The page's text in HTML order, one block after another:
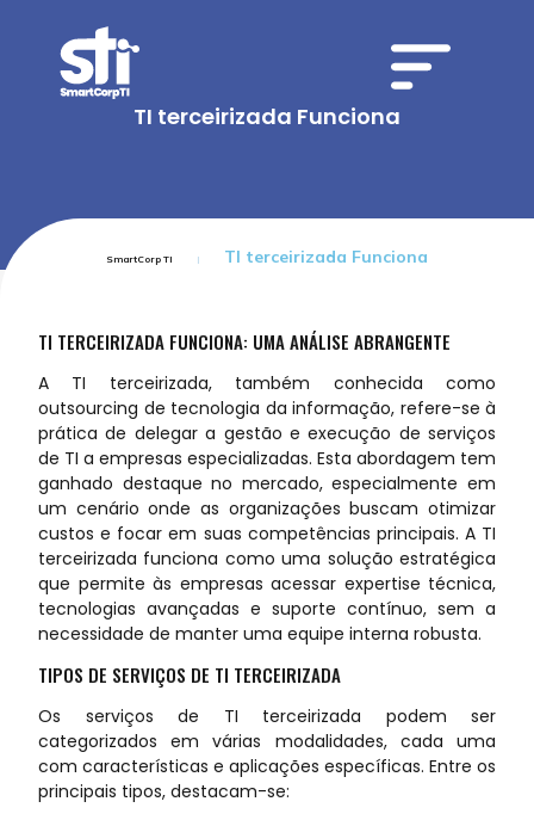
TI terceirizada Funciona
SmartCorp TI TI terceirizada Funciona
TI TERCEIRIZADA FUNCIONA: UMA ANÁLISE ABRANGENTE
A TI terceirizada, também conhecida como
outsourcing de tecnologia da informação, refere-se à
prática de delegar a gestão e execução de serviços
de TI a empresas especializadas. Esta abordagem tem
ganhado destaque no mercado, especialmente em
um cenário onde as organizações buscam otimizar
custos e focar em suas competências principais. A TI
terceirizada funciona como uma solução estratégica
que permite às empresas acessar expertise técnica,
tecnologias avançadas e suporte contínuo, sem a
necessidade de manter uma equipe interna robusta.
TIPOS DE SERVIÇOS DE TI TERCEIRIZADA
Os serviços de TI terceirizada podem ser
categorizados em várias modalidades, cada uma
com características e aplicações específicas. Entre os
principais tipos, destacam-se: